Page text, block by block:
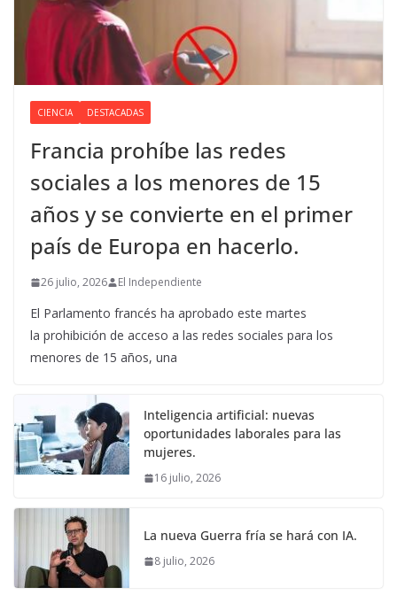
CIENCIA DESTACADAS
Francia prohíbe las redes
sociales a los menores de 15
años y se convierte en el primer
país de Europa en hacerlo.
26 julio, 2026 El Independiente
El Parlamento francés ha aprobado este martes
la prohibición de acceso a las redes sociales para los
menores de 15 años, una
Inteligencia artificial: nuevas
oportunidades laborales para las
mujeres.
16 julio, 2026
La nueva Guerra fría se hará con IA.
8 julio, 2026